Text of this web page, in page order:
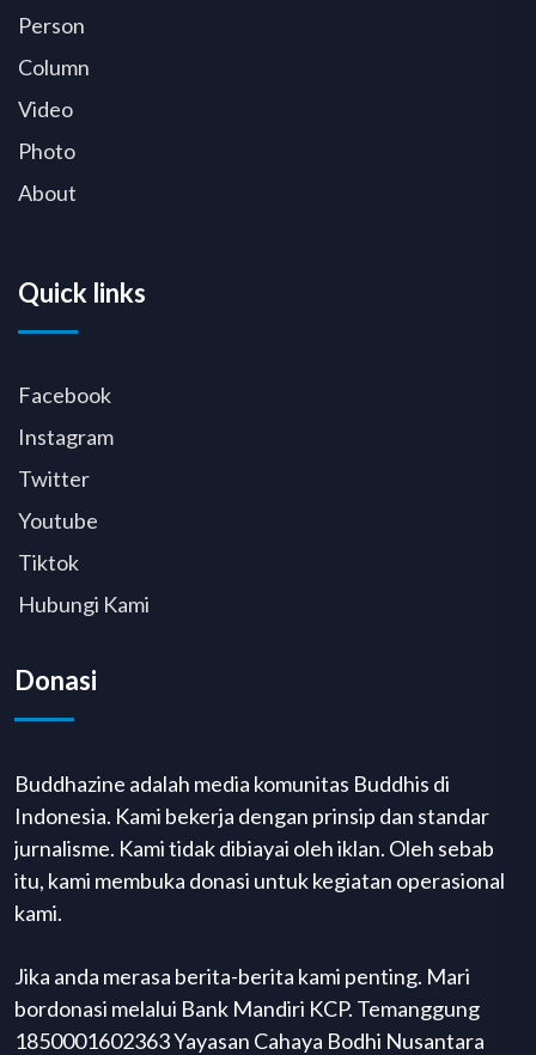
Person
Column
Video
Photo
About
Quick links
Facebook
Instagram
Twitter
Youtube
Tiktok
Hubungi Kami
Donasi
Buddhazine adalah media komunitas Buddhis di
Indonesia. Kami bekerja dengan prinsip dan standar
jurnalisme. Kami tidak dibiayai oleh iklan. Oleh sebab
itu, kami membuka donasi untuk kegiatan operasional
kami.
Jika anda merasa berita-berita kami penting. Mari
bordonasi melalui Bank Mandiri KCP. Temanggung
1850001602363 Yayasan Cahaya Bodhi Nusantara